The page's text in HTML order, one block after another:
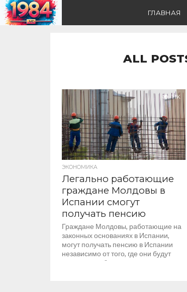
ГЛАВНАЯ
ALL
1.1K
ЭКОНОМИКА
Легально работающие
граждане Молдовы в
Испании смогут
получать пенсию
Граждане Молдовы, работающие на
законных основаниях в Испании,
могут получать пенсию в Испании
независимо от того, где они будут
проживать в будущем. ...